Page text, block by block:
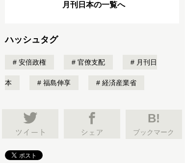
月刊日本の一覧へ
ハッシュタグ
安倍政権 官僚支配 月刊日
本 福島伸享 経済産業省
B!
ブックマーク